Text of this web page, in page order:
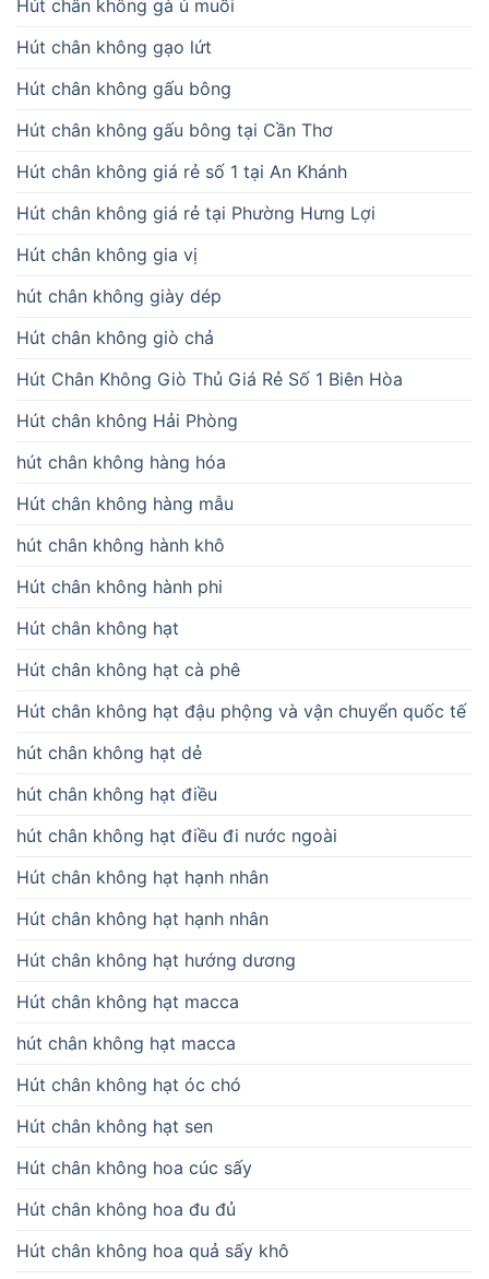
Hút chân không gà ủ muối
Hút chân không gạo lứt
Hút chân không gấu bông
Hút chân không gấu bông tại Cần Thơ
Hút chân không giá rẻ số 1 tại An Khánh
Hút chân không giá rẻ tại Phường Hưng Lợi
Hút chân không gia vị
hút chân không giày dép
Hút chân không giò chả
Hút Chân Không Giò Thủ Giá Rẻ Số 1 Biên Hòa
Hút chân không Hải Phòng
hút chân không hàng hóa
Hút chân không hàng mẫu
hút chân không hành khô
Hút chân không hành phi
Hút chân không hạt
Hút chân không hạt cà phê
Hút chân không hạt đậu phộng và vận chuyển quốc tế
hút chân không hạt dẻ
hút chân không hạt điều
hút chân không hạt điều đi nước ngoài
Hút chân không hạt hạnh nhân
Hút chân không hạt hạnh nhân
Hút chân không hạt hướng dương
Hút chân không hạt macca
hút chân không hạt macca
Hút chân không hạt óc chó
Hút chân không hạt sen
Hút chân không hoa cúc sấy
Hút chân không hoa đu đủ
Hút chân không hoa quả sấy khô